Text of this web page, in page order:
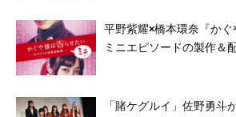
平野紫耀×橋本環奈『かぐ
ミニエピソードの製作＆
「賭ケグルイ」佐野勇斗